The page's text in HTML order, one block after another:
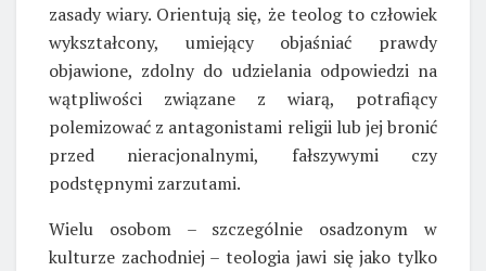
zasady wiary. Orientują się, że teolog to człowiek
wykształcony, umiejący objaśniać prawdy
objawione, zdolny do udzielania odpowiedzi na
wątpliwości związane z wiarą, potrafiący
polemizować z antagonistami religii lub jej bronić
przed nieracjonalnymi, fałszywymi czy
podstępnymi zarzutami.
Wielu osobom – szczególnie osadzonym w
kulturze zachodniej – teologia jawi się jako tylko